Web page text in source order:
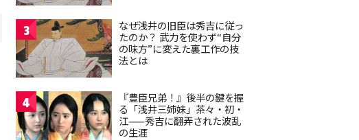
3
なぜ浅井の旧臣は秀吉に従っ
たのか？ 武力を使わず“自分
の味方”に変えた裏工作の技
法とは
4
『豊臣兄弟！』後半の鍵を握
る「浅井三姉妹」茶々・初・
江——秀吉に翻弄された波乱
の生涯